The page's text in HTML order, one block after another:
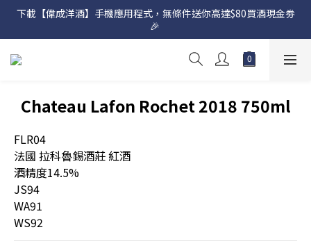
網店購滿 $500 即享免費送貨服務📦
下載【偉成洋酒】手機應用程式，無條件送你高達$80買酒現金劵
🎉
網店購滿 $500 即享免費送貨服務📦
Chateau Lafon Rochet 2018 750ml
FLR04
法國 拉科魯錫酒莊 紅酒
酒精度14.5%
JS94
WA91
WS92